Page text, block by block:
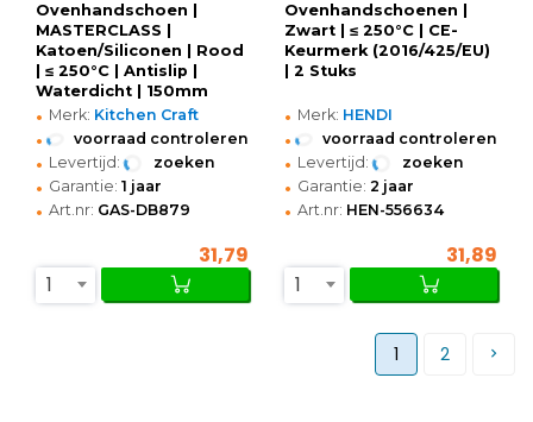
Ovenhandschoen |
MASTERCLASS |
Katoen/Siliconen | Rood
| ≤ 250°C | Antislip |
Waterdicht | 150mm
• Merk: Kitchen Craft
• voorraad controleren
• Levertijd: zoeken
• Garantie: 1 jaar
• Art.nr: GAS-DB879
31,79
1
Ovenhandschoenen |
Zwart | ≤ 250°C | CE-
Keurmerk (2016/425/EU)
| 2 Stuks
• Merk: HENDI
• voorraad controleren
• Levertijd: zoeken
• Garantie: 2 jaar
• Art.nr: HEN-556634
31,89
1
1 2